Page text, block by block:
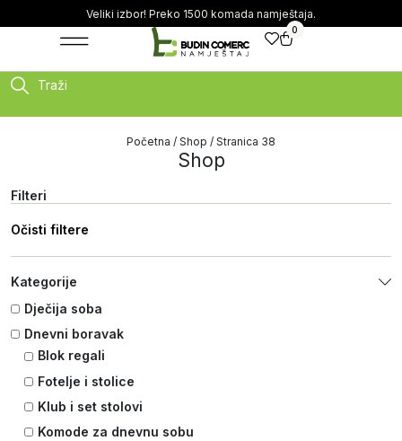
Veliki izbor! Preko 1500 komada namještaja.
0
Traži
Početna / Shop / Stranica 38
Shop
Filteri
Očisti filtere
Kategorije
Dječija soba
Dnevni boravak
Blok regali
Fotelje i stolice
Klub i set stolovi
Komode za dnevnu sobu